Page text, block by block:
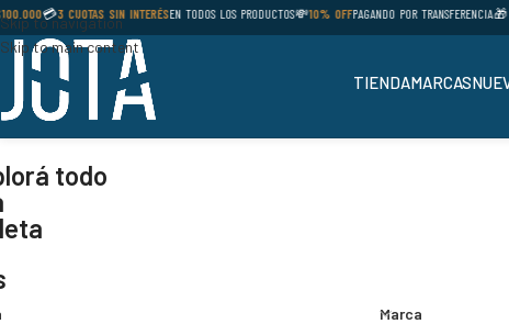
Skip to navigation
Skip to main content
💳3 CUOTAS SIN INTERÉSEN TODOS LOS PRODUCTOS💸10% OFFPAGANDO POR TRANSFERENCIA🎁
TIENDAMARCAS
todo
Marca